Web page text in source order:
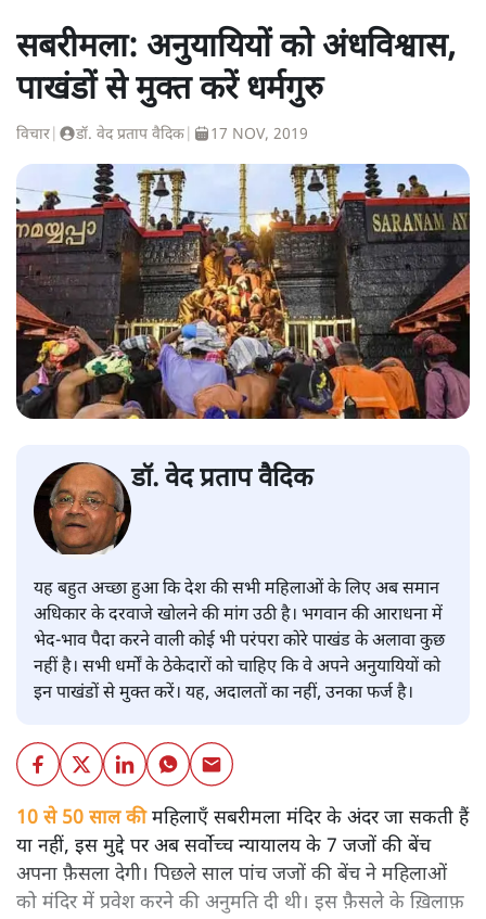
सबरीमला: अनुयायियों को अंधविश्वास,
पाखंडों से मुक्त करें धर्मगुरु
विचार डॉ. वेद प्रताप वैदिक 17 NOV, 2019
डॉ. वेद प्रताप वैदिक
यह बहुत अच्छा हुआ कि देश की सभी महिलाओं के लिए अब समान
अधिकार के दरवाजे खोलने की मांग उठी है। भगवान की आराधना में
भेद-भाव पैदा करने वाली कोई भी परंपरा कोरे पाखंड के अलावा कुछ
नहीं है। सभी धर्मों के ठेकेदारों को चाहिए कि वे अपने अनुयायियों को
इन पाखंडों से मुक्त करें। यह, अदालतों का नहीं, उनका फर्ज है।
10 से 50 साल कीमहिलाएँ सबरीमला मंदिर के अंदर जा सकती हैं
या नहीं, इस मुद्दे पर अब सर्वोच्च न्यायालय के 7 जजों की बेंच
अपना फ़ैसला देगी। पिछले साल पांच जजों की बेंच ने महिलाओं
को मंदिर में प्रवेश करने की अनुमति दी थी। इस फ़ैसले के ख़िलाफ़